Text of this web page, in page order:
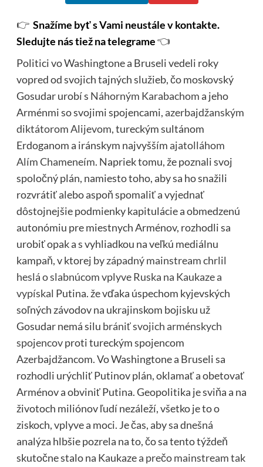
👉 Snažíme byť s Vami neustále v kontakte.
Sledujte nás tiež na telegrame👈
Politici vo Washingtone a Bruseli vedeli roky
vopred od svojich tajných služieb, čo moskovský
Gosudar urobí s Náhorným Karabachoma jeho
Arménmi so svojimi spojencami, azerbajdžanským
diktátorom Alijevom, tureckým sultánom
Erdoganom a iránskym najvyšším ajatolláhom
Alím Chameneím. Napriek tomu, že poznali svoj
spoločný plán, namiesto toho, aby sa ho snažili
rozvrátiť alebo aspoň spomaliť a vyjednať
dôstojnejšie podmienky kapitulácie a obmedzenú
autonómiu pre miestnych Arménov, rozhodli sa
urobiť opak a s vyhliadkou na veľkú mediálnu
kampaň, v ktorej by západný mainstream chrlil
heslá o slabnúcom vplyve Ruska na Kaukaze a
vypískal Putina. že vďaka úspechom kyjevských
soľných závodov na ukrajinskom bojisku už
Gosudar nemá silu brániť svojich arménskych
spojencovproti tureckým spojencom
Azerbajdžancom. Vo Washingtone a Bruseli sa
rozhodli urýchliť Putinov plán, oklamať a obetovať
Arménov a obviniť Putina. Geopolitika je sviňa a na
životoch miliónov ľudí nezáleží, všetko je to o
ziskoch, vplyve a moci. Je čas, aby sa dnešná
analýza hlbšie pozrela na to, čo sa tento týždeň
skutočne stalo na Kaukazea prečo mainstream tak